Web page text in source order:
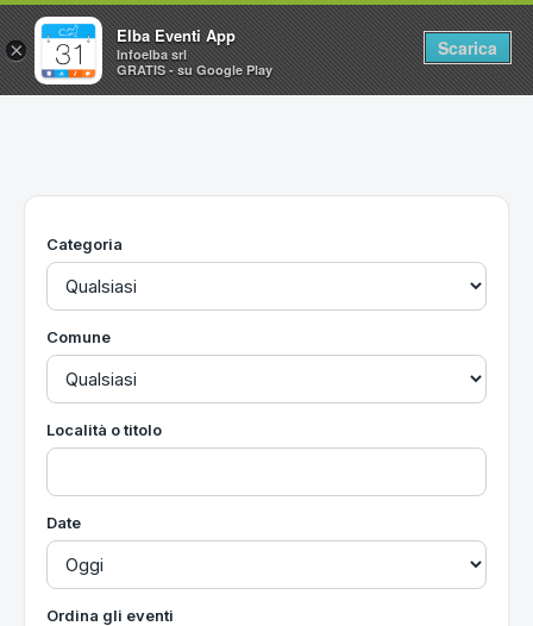
Home
Utilità
Categoria
Comune
Località o titolo
Date
Ordina gli eventi
×
Elba Eventi App
Infoelba srl
GRATIS - su Google Play
Scarica